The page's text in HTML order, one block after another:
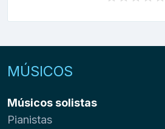
MÚSICOS
Músicos solistas
Pianistas